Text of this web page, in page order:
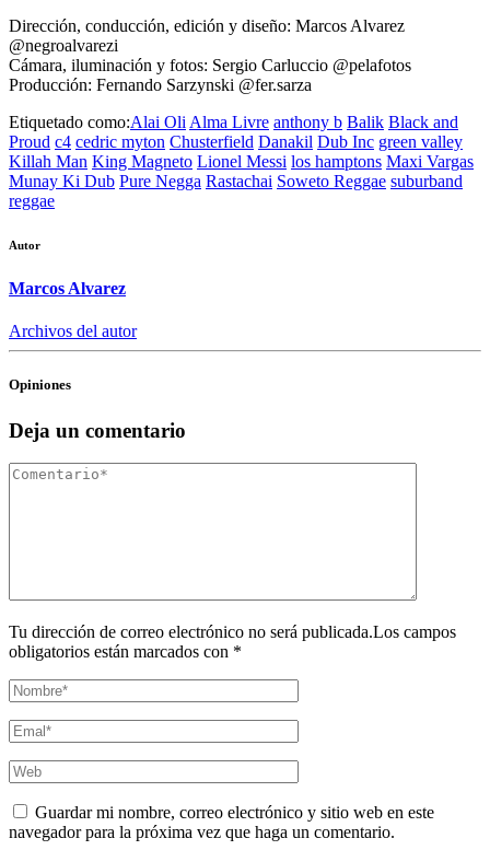
Dirección, conducción, edición y diseño: Marcos Alvarez
@negroalvarezi
Cámara, iluminación y fotos: Sergio Carluccio @pelafotos
Producción: Fernando Sarzynski @fer.sarza
Etiquetado como:Alai Oli Alma Livre anthony b Balik Black and
Proud c4 cedric myton Chusterfield Danakil Dub Inc green valley
Killah Man King Magneto Lionel Messi los hamptons Maxi Vargas
Munay Ki Dub Pure Negga Rastachai Soweto Reggae suburband
reggae
Autor
Marcos Alvarez
Archivos del autor
Opiniones
Deja un comentario
Tu dirección de correo electrónico no será publicada.Los campos
obligatorios están marcados con *
Guardar mi nombre, correo electrónico y sitio web en este
navegador para la próxima vez que haga un comentario.